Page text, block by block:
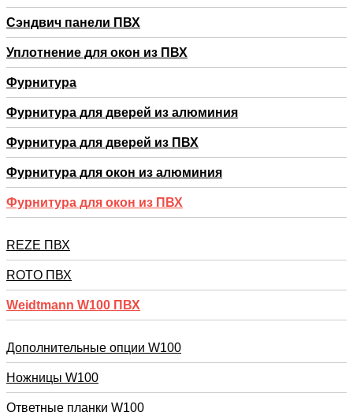
Сэндвич панели ПВХ
Уплотнение для окон из ПВХ
Фурнитура
Фурнитура для дверей из алюминия
Фурнитура для дверей из ПВХ
Фурнитура для окон из алюминия
Фурнитура для окон из ПВХ
REZE ПВХ
RОTO ПВХ
Weidtmann W100 ПВХ
Дополнительные опции W100
Ножницы W100
Ответные планки W100